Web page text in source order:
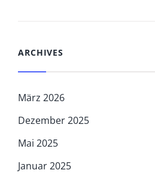
ARCHIVES
März 2026
Dezember 2025
Mai 2025
Januar 2025